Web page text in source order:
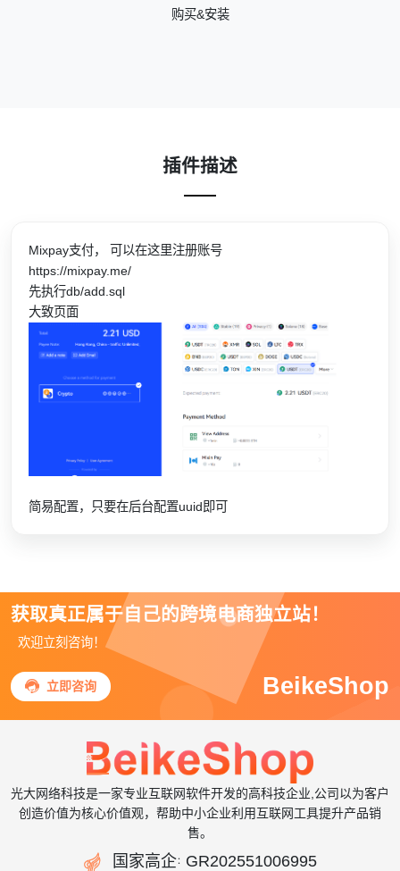
购买&安装
插件描述
Mixpay支付， 可以在这里注册账号
https://mixpay.me/
先执行db/add.sql
大致页面
简易配置，只要在后台配置uuid即可
获取真正属于自己的跨境电商独立站！
欢迎立刻咨询！
 立即咨询 BeikeShop
光大网络科技是一家专业互联网软件开发的高科技企业,公司以为客户
创造价值为核心价值观，帮助中小企业利用互联网工具提升产品销
售。
 国家高企： GR202551006995